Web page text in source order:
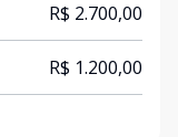
R$ 2.700,00
R$ 1.200,00